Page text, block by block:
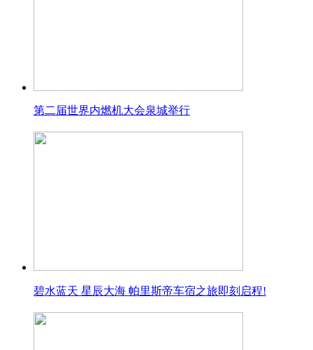
第二届世界内燃机大会泉城举行
碧水蓝天 星辰大海 帕里斯帝车宿之旅即刻启程!